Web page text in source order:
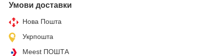
Умови доставки
Нова Пошта
Укрпошта
Meest ПОШТА